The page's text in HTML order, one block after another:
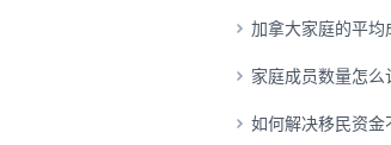
加拿大家庭的平均
家庭成员数量怎么
如何解决移民资金